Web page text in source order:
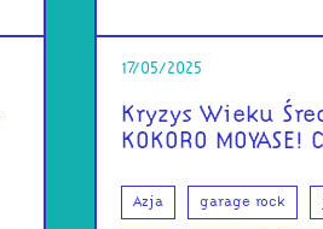
17/05/2025
Kryzys Wieku
KOKORO MOYASE!
Azja garage rock